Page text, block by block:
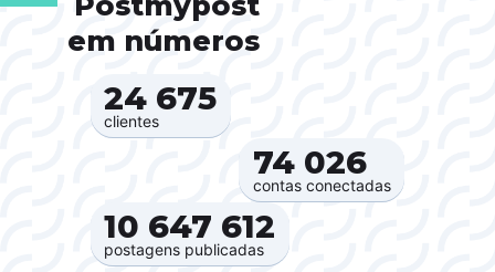
em números
24 675‍
clientes
74 026‍
contas conectadas
10 647 612‍
postagens publicadas